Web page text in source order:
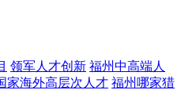
领军人才创新 福州中高端人
家海外高层次人才 福州哪家猎